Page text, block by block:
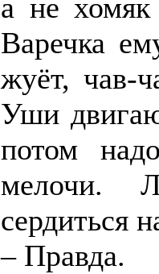
а не хомяк
Варечка
жуёт, чав-
Уши
потом
мелочи.
сердиться
– Правда.